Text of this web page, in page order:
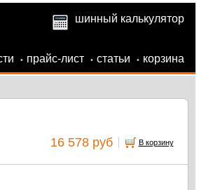
шинный калькулятор
• прайс-лист • статьи • корзина
16 578 руб В корзину